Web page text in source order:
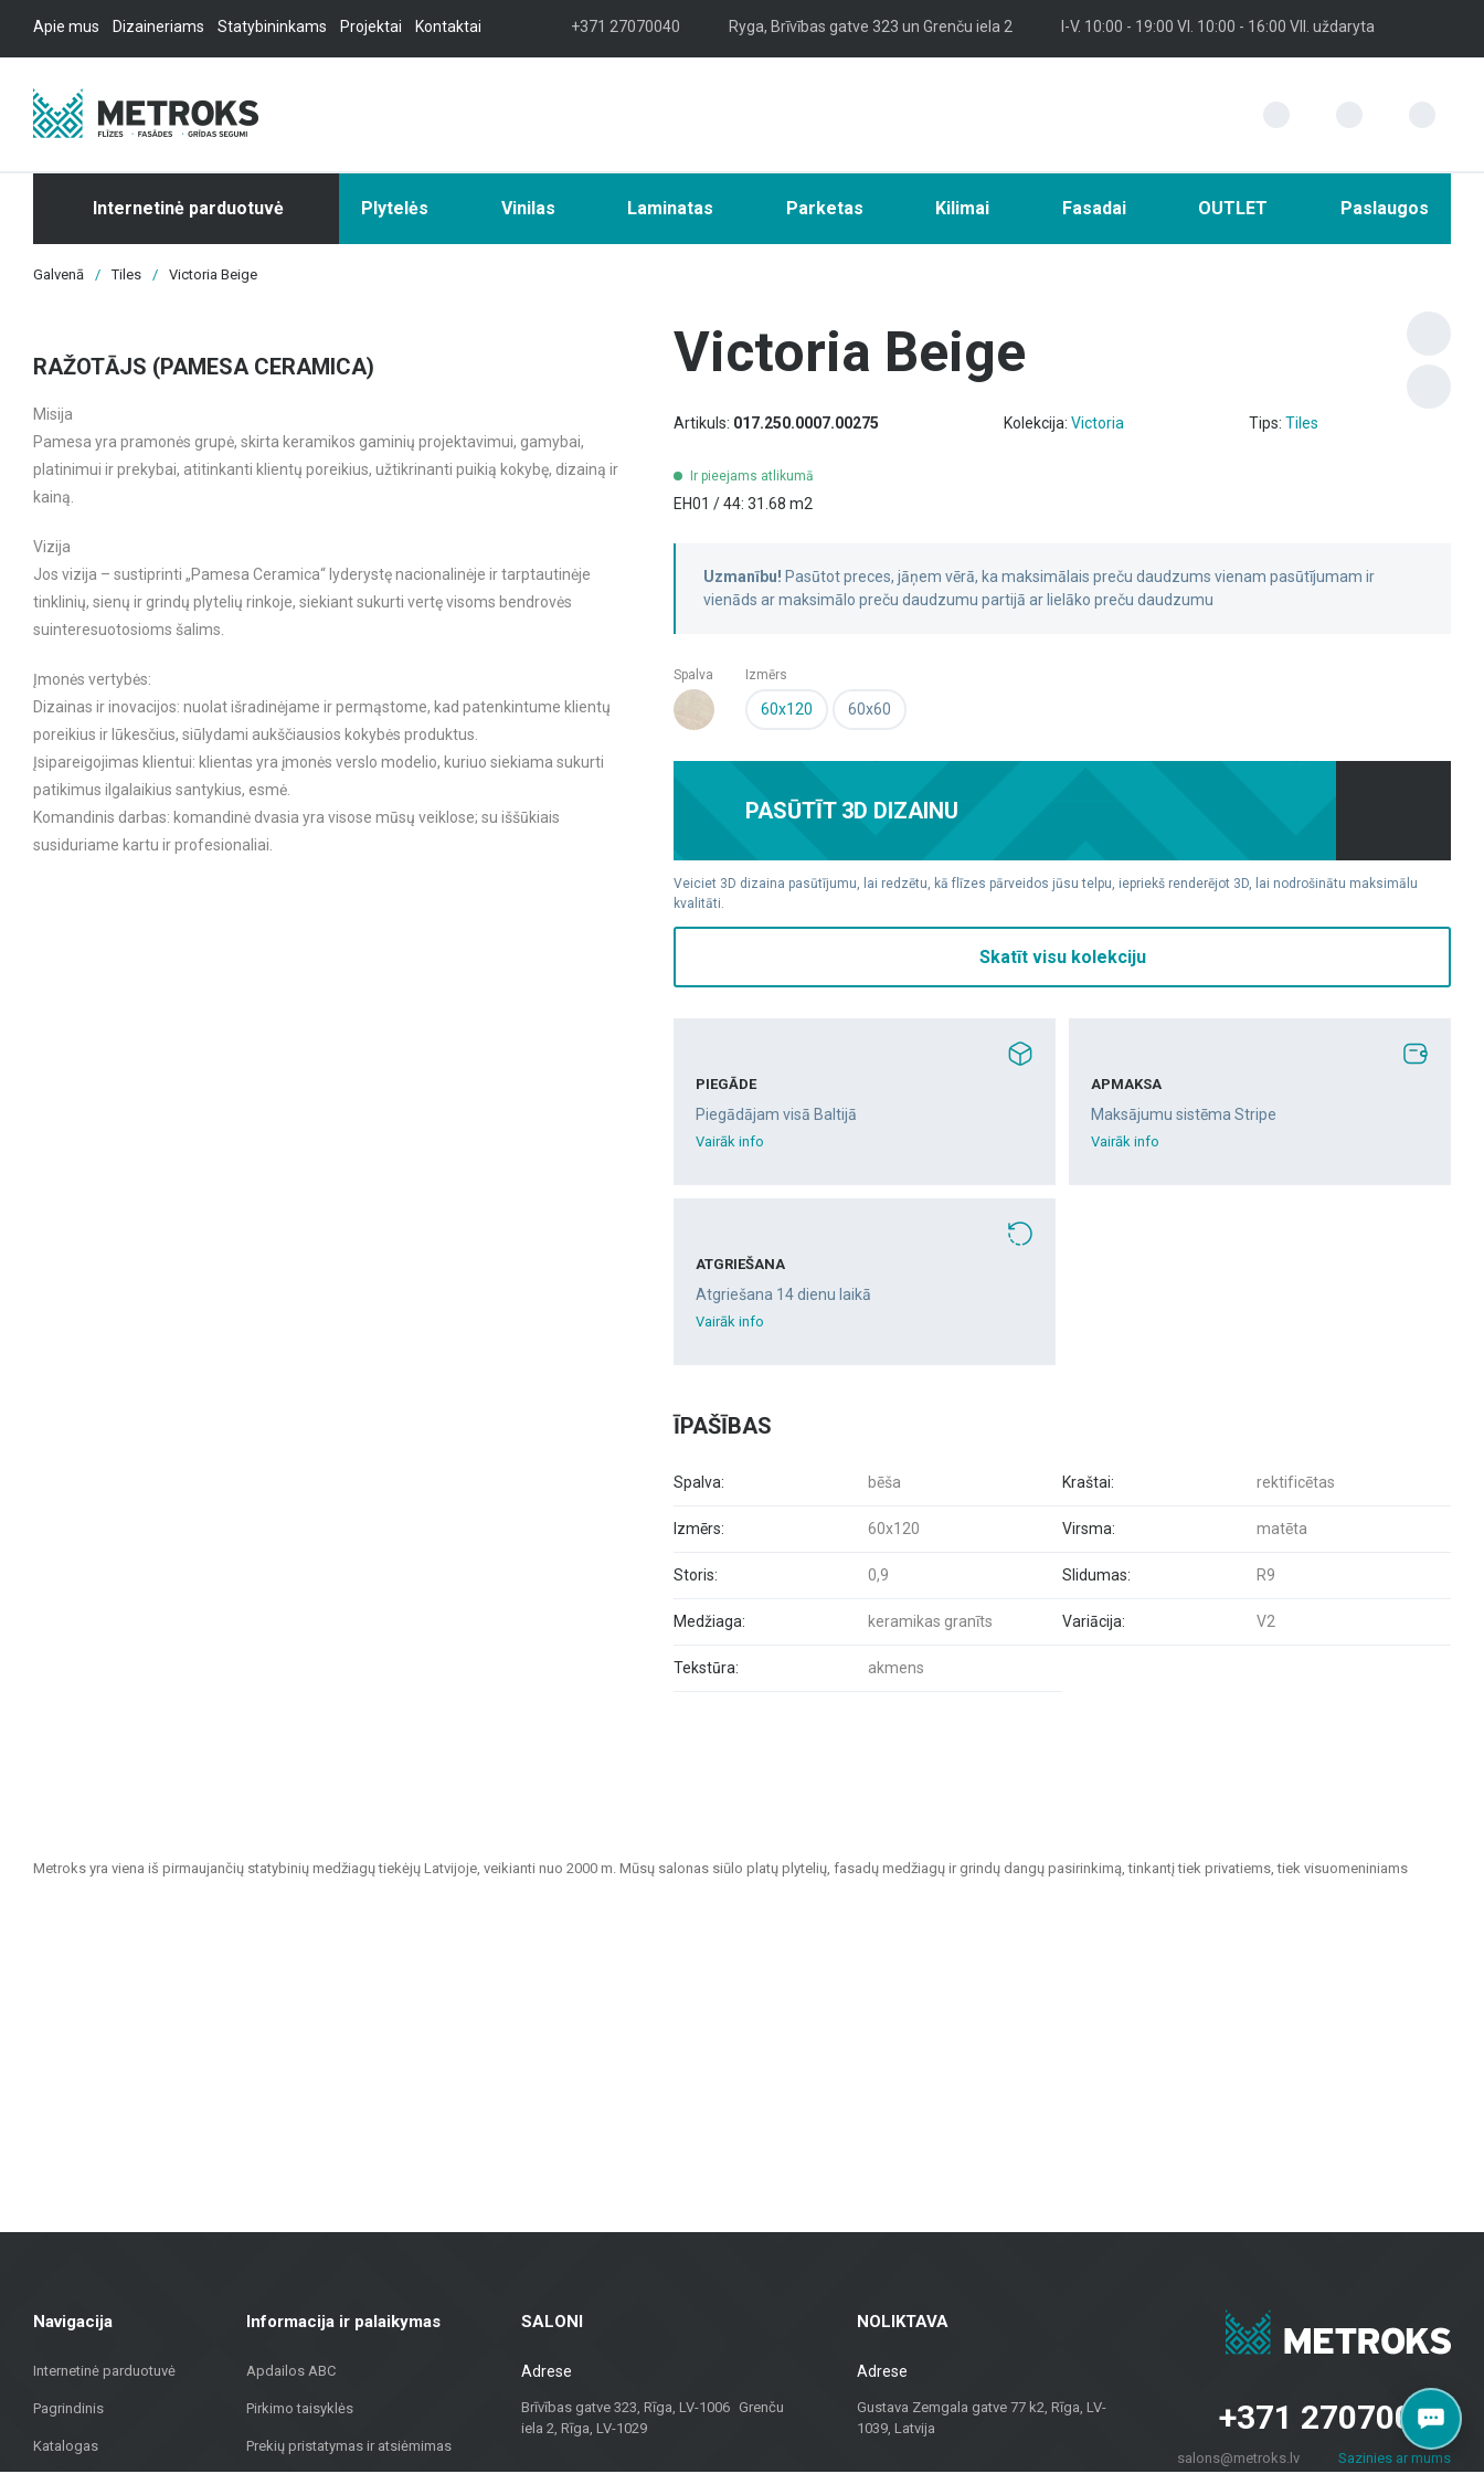
Apie mus Dizaineriams Statybininkams Projektai Kontaktai +371 27070040 Ryga, Brīvības gatve 323 un Grenču iela 2 I-V. 10:00 - 19:00 VI. 10:00 - 16:00 VII. uždaryta
Internetinė parduotuvė Plytelės Vinilas Laminatas Parketas Kilimai Fasadai OUTLET Paslaugos
Galvenā / Tiles / Victoria Beige
RAŽOTĀJS (PAMESA CERAMICA)
Misija
Pamesa yra pramonės grupė, skirta keramikos gaminių projektavimui, gamybai,
platinimui ir prekybai, atitinkanti klientų poreikius, užtikrinanti puikią kokybę, dizainą ir
kainą.
Vizija
Jos vizija – sustiprinti „Pamesa Ceramica“ lyderystę nacionalinėje ir tarptautinėje
tinklinių, sienų ir grindų plytelių rinkoje, siekiant sukurti vertę visoms bendrovės
suinteresuotosioms šalims.
Įmonės vertybės:
Dizainas ir inovacijos: nuolat išradinėjame ir permąstome, kad patenkintume klientų
poreikius ir lūkesčius, siūlydami aukščiausios kokybės produktus.
Įsipareigojimas klientui: klientas yra įmonės verslo modelio, kuriuo siekiama sukurti
patikimus ilgalaikius santykius, esmė.
Komandinis darbas: komandinė dvasia yra visose mūsų veiklose; su iššūkiais
susiduriame kartu ir profesionaliai.
Victoria Beige
Artikuls: 017.250.0007.00275 Kolekcija: Victoria Tips: Tiles
Ir pieejams atlikumā
EH01 / 44: 31.68 m2
Uzmanību! Pasūtot preces, jāņem vērā, ka maksimālais preču daudzums vienam pasūtījumam ir
vienāds ar maksimālo preču daudzumu partijā ar lielāko preču daudzumu
Spalva Izmērs
60x120 60x60
PASŪTĪT 3D DIZAINU
Veiciet 3D dizaina pasūtījumu, lai redzētu, kā flīzes pārveidos jūsu telpu, iepriekš renderējot 3D, lai nodrošinātu maksimālu
kvalitāti.
Skatīt visu kolekciju
PIEGĀDE
Piegādājam visā Baltijā
Vairāk info
APMAKSA
Maksājumu sistēma Stripe
Vairāk info
ATGRIEŠANA
Atgriešana 14 dienu laikā
Vairāk info
ĪPAŠĪBAS
Spalva: bēša
Izmērs: 60x120
Storis: 0,9
Medžiaga: keramikas granīts
Tekstūra: akmens
Kraštai: rektificētas
Virsma: matēta
Slidumas: R9
Variācija: V2
Metroks yra viena iš pirmaujančių statybinių medžiagų tiekėjų Latvijoje, veikianti nuo 2000 m. Mūsų salonas siūlo platų plytelių, fasadų medžiagų ir grindų dangų pasirinkimą, tinkantį tiek privatiems, tiek visuomeniniams
gatvėje 323, Rygoje, kad rastumėte kokybiškus sprendimus savo projektui!
Navigacija
Internetinė parduotuvė
Pagrindinis
Katalogas
Informacija ir palaikymas
Apdailos ABC
Pirkimo taisyklės
Prekių pristatymas ir atsiėmimas
SALONI
Adrese
Brīvības gatve 323, Rīga, LV-1006 Grenču
iela 2, Rīga, LV-1029
NOLIKTAVA
Adrese
Gustava Zemgala gatve 77 k2, Rīga, LV-
1039, Latvija
+371 27070040
salons@metroks.lv Sazinies ar mums